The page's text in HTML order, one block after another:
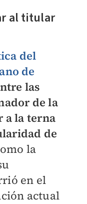
al titular
del
de
las
de la
a la terna
de
la
en el
actual